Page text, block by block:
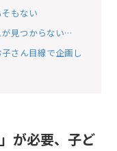
もない
が見つからない…
さん目線で企画し
が必要、子ど